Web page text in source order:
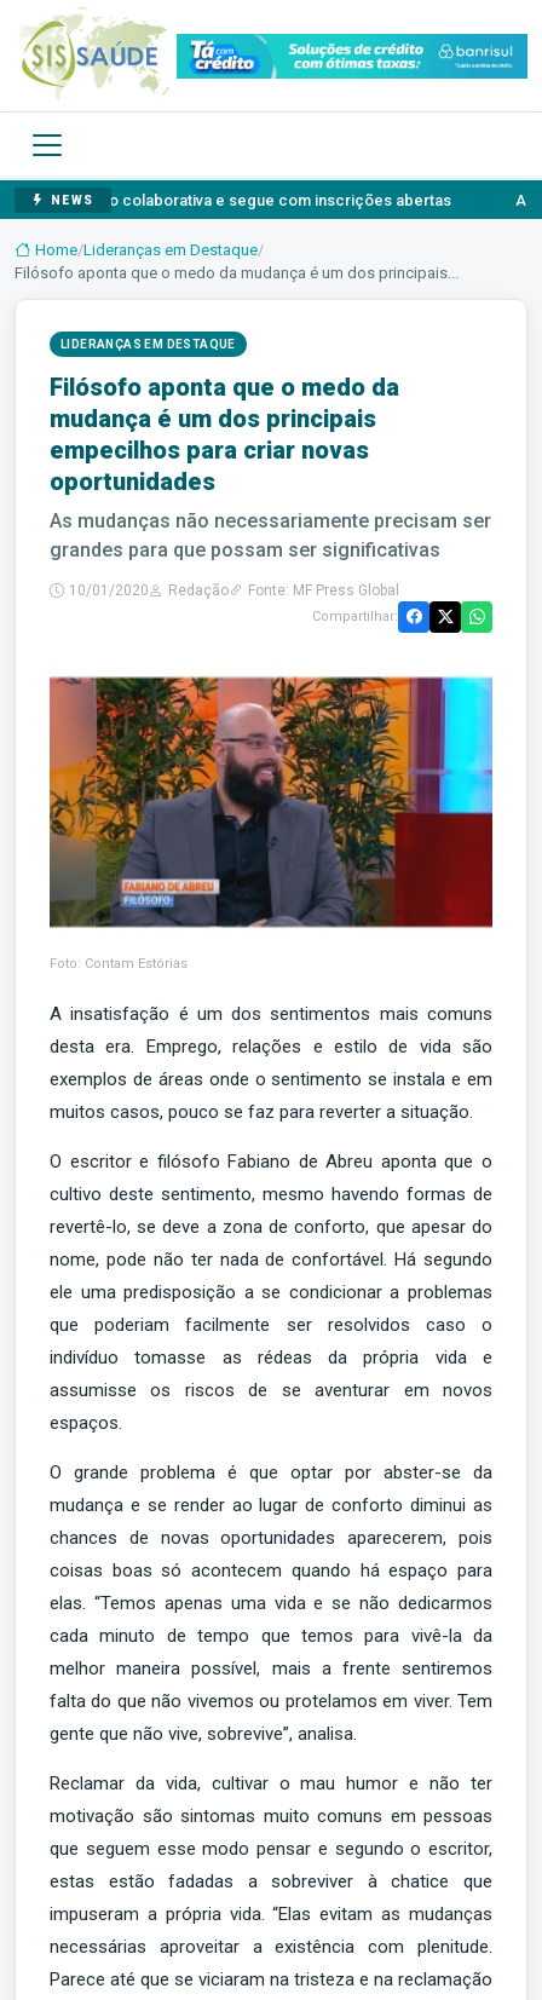
NEWS
colaborativa e segue com inscrições abertas Agosto Lilás:
Home/Lideranças em Destaque/
Filósofo aponta que o medo da mudança é um dos principais...
LIDERANÇAS EM DESTAQUE
Filósofo aponta que o medo da
mudança é um dos principais
empecilhos para criar novas
oportunidades
As mudanças não necessariamente precisam ser
grandes para que possam ser significativas
10/01/2020 Redação Fonte: MF Press Global
Compartilhar:
Foto: Contam Estórias
A insatisfação é um dos sentimentos mais comuns
desta era. Emprego, relações e estilo de vida são
exemplos de áreas onde o sentimento se instala e em
muitos casos, pouco se faz para reverter a situação.
O escritor e filósofo Fabiano de Abreu aponta que o
cultivo deste sentimento, mesmo havendo formas de
revertê-lo, se deve a zona de conforto, que apesar do
nome, pode não ter nada de confortável. Há segundo
ele uma predisposição a se condicionar a problemas
que poderiam facilmente ser resolvidos caso o
indivíduo tomasse as rédeas da própria vida e
assumisse os riscos de se aventurar em novos
espaços.
O grande problema é que optar por abster-se da
mudança e se render ao lugar de conforto diminui as
chances de novas oportunidades aparecerem, pois
coisas boas só acontecem quando há espaço para
elas. “Temos apenas uma vida e se não dedicarmos
cada minuto de tempo que temos para vivê-la da
melhor maneira possível, mais a frente sentiremos
falta do que não vivemos ou protelamos em viver. Tem
gente que não vive, sobrevive”, analisa.
Reclamar da vida, cultivar o mau humor e não ter
motivação são sintomas muito comuns em pessoas
que seguem esse modo pensar e segundo o escritor,
estas estão fadadas a sobreviver à chatice que
impuseram a própria vida. “Elas evitam as mudanças
necessárias aproveitar a existência com plenitude.
Parece até que se viciaram na tristeza e na reclamação